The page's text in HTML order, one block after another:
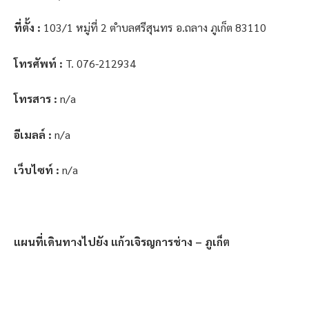
ที่ตั้ง : 103/1 หมู่ที่ 2 ตำบลศรีสุนทร อ.ถลาง ภูเก็ต 83110
โทรศัพท์ : T. 076-212934
โทรสาร : n/a
อีเมลล์ : n/a
เว็บไซท์ : n/a
แผนที่เดินทางไปยัง แก้วเจิรญการช่าง – ภูเก็ต